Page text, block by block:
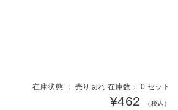
在庫状態 ： 売り切れ 在庫数： 0 セット
¥462 （税込）